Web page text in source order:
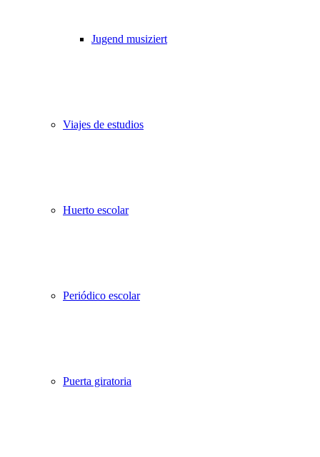
Jugend musiziert
Viajes de estudios
Huerto escolar
Periódico escolar
Puerta giratoria